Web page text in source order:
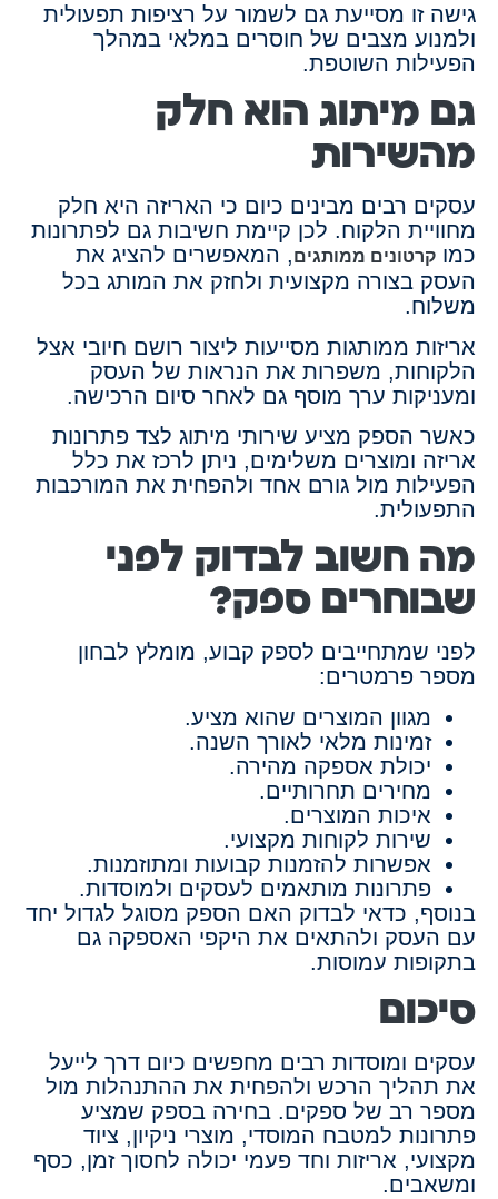
גישה זו מסייעת גם לשמור על רציפות תפעולית
ולמנוע מצבים של חוסרים במלאי במהלך
הפעילות השוטפת.
גם מיתוג הוא חלק
מהשירות
עסקים רבים מבינים כיום כי האריזה היא חלק
מחוויית הלקוח. לכן קיימת חשיבות גם לפתרונות
כמו קרטונים ממותגים, המאפשרים להציג את
העסק בצורה מקצועית ולחזק את המותג בכל
משלוח.
אריזות ממותגות מסייעות ליצור רושם חיובי אצל
הלקוחות, משפרות את הנראות של העסק
ומעניקות ערך מוסף גם לאחר סיום הרכישה.
כאשר הספק מציע שירותי מיתוג לצד פתרונות
אריזה ומוצרים משלימים, ניתן לרכז את כלל
הפעילות מול גורם אחד ולהפחית את המורכבות
התפעולית.
מה חשוב לבדוק לפני
שבוחרים ספק?
לפני שמתחייבים לספק קבוע, מומלץ לבחון
מספר פרמטרים:
מגוון המוצרים שהוא מציע.
זמינות מלאי לאורך השנה.
יכולת אספקה מהירה.
מחירים תחרותיים.
איכות המוצרים.
שירות לקוחות מקצועי.
אפשרות להזמנות קבועות ומתוזמנות.
פתרונות מותאמים לעסקים ולמוסדות.
בנוסף, כדאי לבדוק האם הספק מסוגל לגדול יחד
עם העסק ולהתאים את היקפי האספקה גם
בתקופות עמוסות.
סיכום
עסקים ומוסדות רבים מחפשים כיום דרך לייעל
את תהליך הרכש ולהפחית את ההתנהלות מול
מספר רב של ספקים. בחירה בספק שמציע
פתרונות למטבח המוסדי, מוצרי ניקיון, ציוד
מקצועי, אריזות וחד פעמי יכולה לחסוך זמן, כסף
ומשאבים.